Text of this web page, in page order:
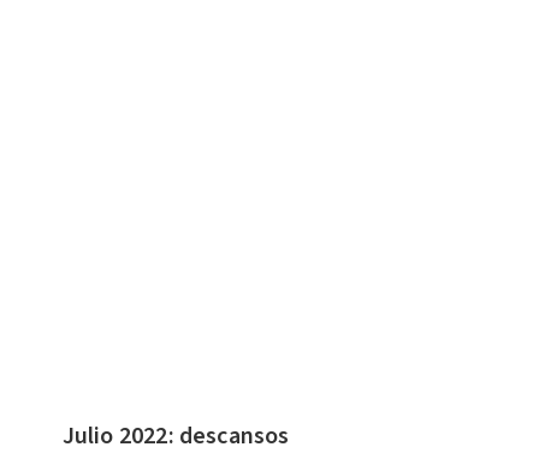
Julio 2022: descansos